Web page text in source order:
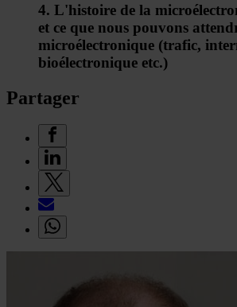
4. L'histoire de la
et ce que nous pouvons
microélectronique (trafic,
bioélectronique etc.)
Partager